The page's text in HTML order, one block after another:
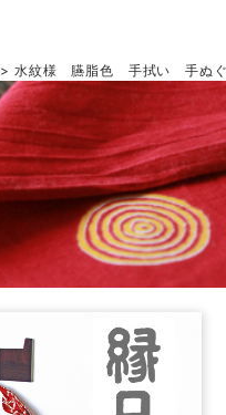
> 水紋様 臙脂色 手拭い 手ぬ